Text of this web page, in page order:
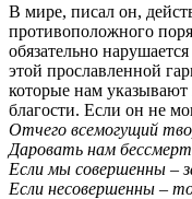
В мире, писал он,
противоположного
обязательно
этой прославленной
которые нам
благости. Если он не
Отчего всемогущий
Даровать нам
Если мы совершенны –
Если несовершенны –